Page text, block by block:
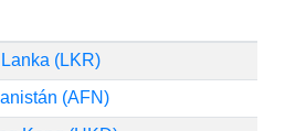
(LKR)
(AFN)